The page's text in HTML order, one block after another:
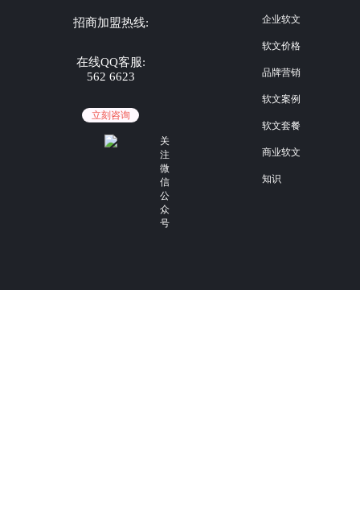
招商加盟热线:
在线QQ客服:
562 6623
立刻咨询
关
注
微
信
公
众
号
企业软文
软文价格
品牌营销
软文案例
软文套餐
商业软文
知识